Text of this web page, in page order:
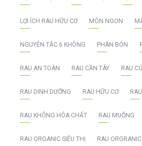
LỢI ÍCH RAU HỮU CƠ MÓN NGON
NGUYÊN TẮC 6 KHÔNG PHÂN BÓN
RAU AN TOÀN RAU CẦN TÂY RAU
RAU DINH DƯỠNG RAU HỮU CƠ
RAU KHÔNG HÓA CHẤT RAU MUỐNG
RAU ORGANIC SIÊU THỊ RAU ORGRANIC